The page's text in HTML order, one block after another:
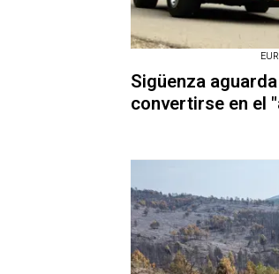
Sigüenza
convertirse en el